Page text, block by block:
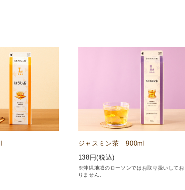
ジャスミン茶 900ml
138 円(税込)
※沖縄地域のローソンではお取り扱いしてお
りません。